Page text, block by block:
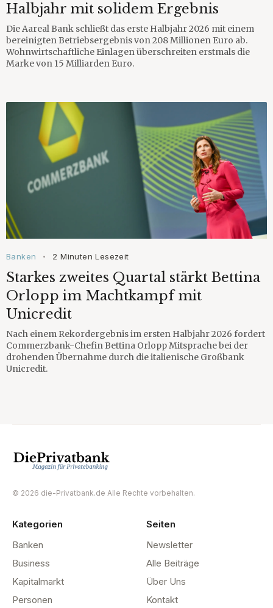
Halbjahr mit solidem Ergebnis
Die Aareal Bank schließt das erste Halbjahr 2026 mit einem
bereinigten Betriebsergebnis von 208 Millionen Euro ab.
Wohnwirtschaftliche Einlagen überschreiten erstmals die
Marke von 15 Milliarden Euro.
Banken • 2 Minuten Lesezeit
Starkes zweites Quartal stärkt Bettina
Orlopp im Machtkampf mit
Unicredit
Nach einem Rekordergebnis im ersten Halbjahr 2026 fordert
Commerzbank-Chefin Bettina Orlopp Mitsprache bei der
drohenden Übernahme durch die italienische Großbank
Unicredit.
© 2026 die-Privatbank.de Alle Rechte vorbehalten.
Kategorien
Banken
Business
Kapitalmarkt
Personen
Seiten
Newsletter
Alle Beiträge
Über Uns
Kontakt